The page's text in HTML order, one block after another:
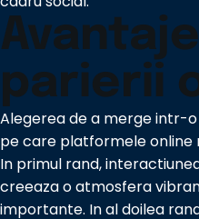
parierii
Alegerea de a merge intr-
pe care platformele online
In primul rand,
creeaza o atmosfera
importante. In al doilea